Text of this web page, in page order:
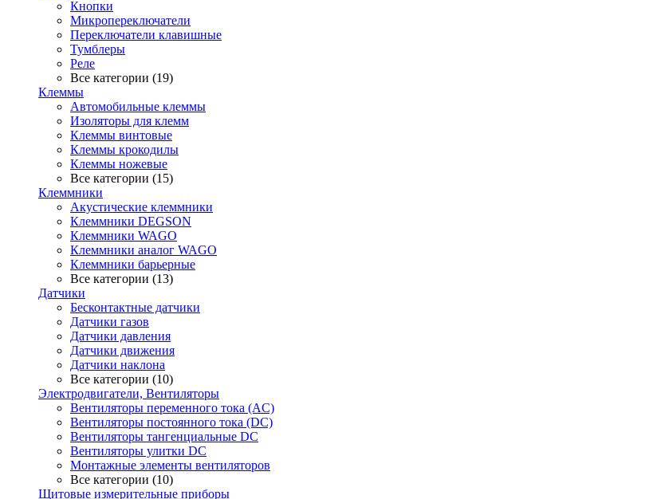
Кнопки
Микропереключатели
Переключатели клавишные
Тумблеры
Реле
Все категории (19)
Клеммы
Автомобильные клеммы
Изоляторы для клемм
Клеммы винтовые
Клеммы крокодилы
Клеммы ножевые
Все категории (15)
Клеммники
Акустические клеммники
Клеммники DEGSON
Клеммники WAGO
Клеммники аналог WAGO
Клеммники барьерные
Все категории (13)
Датчики
Бесконтактные датчики
Датчики газов
Датчики давления
Датчики движения
Датчики наклона
Все категории (10)
Электродвигатели, Вентиляторы
Вентиляторы переменного тока (AC)
Вентиляторы постоянного тока (DC)
Вентиляторы тангенциальные DC
Вентиляторы улитки DC
Монтажные элементы вентиляторов
Все категории (10)
Щитовые измерительные приборы